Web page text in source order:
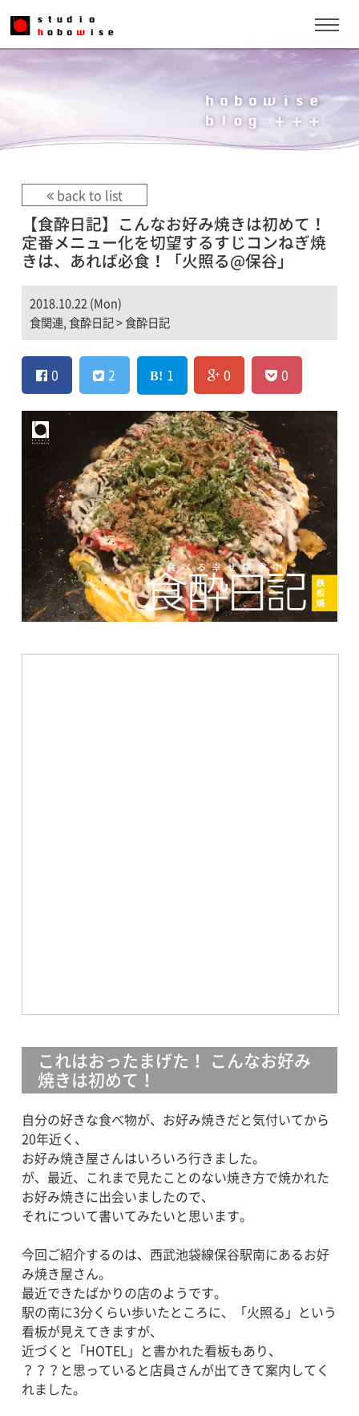
back to list
【食酔日記】こんなお好み焼きは初めて！
定番メニュー化を切望するすじコンねぎ焼
きは、あれば必食！「火照る@保谷」
2018.10.22 (Mon)
食関連,食酔日記>食酔日記
0 2 1 0 0
これはおったまげた！ こんなお好み
焼きは初めて！
自分の好きな食べ物が、お好み焼きだと気付いてから
20年近く、
お好み焼き屋さんはいろいろ行きました。
が、最近、これまで見たことのない焼き方で焼かれた
お好み焼きに出会いましたので、
それについて書いてみたいと思います。
今回ご紹介するのは、西武池袋線保谷駅南にあるお好
み焼き屋さん。
最近できたばかりの店のようです。
駅の南に3分くらい歩いたところに、「火照る」という
看板が見えてきますが、
近づくと「HOTEL」と書かれた看板もあり、
？？？と思っていると店員さんが出てきて案内してく
れました。